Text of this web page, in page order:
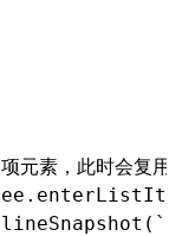
元素，此时会复用
( `